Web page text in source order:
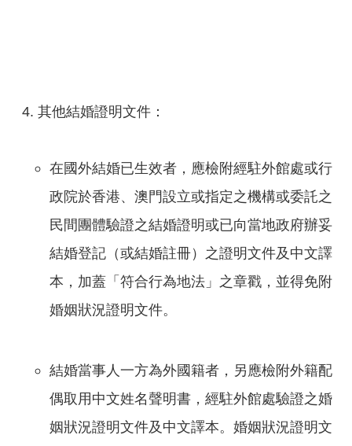
其他結婚證明文件：
在國外結婚已生效者，應檢附經駐外館處或行
政院於香港、澳門設立或指定之機構或委託之
民間團體驗證之結婚證明或已向當地政府辦妥
結婚登記（或結婚註冊）之證明文件及中文譯
本，加蓋「符合行為地法」之章戳，並得免附
婚姻狀況證明文件。
結婚當事人一方為外國籍者，另應檢附外籍配
偶取用中文姓名聲明書，經駐外館處驗證之婚
姻狀況證明文件及中文譯本。婚姻狀況證明文